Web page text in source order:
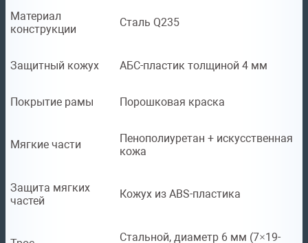
Материал
конструкции
Сталь Q235
Защитный кожух АБС-пластик толщиной 4 мм
Покрытие рамы Порошковая краска
Мягкие части
Пенополиуретан + искусственная
кожа
Защита мягких
частей
Кожух из ABS-пластика
Стальной, диаметр 6 мм (7×19-